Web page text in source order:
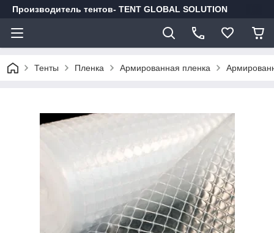
Производитель тентов- TENT GLOBAL SOLUTION
Тенты Пленка Армированная пленка